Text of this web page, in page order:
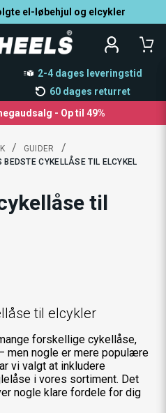
el-løbehjul og elcykler
2-4 dages leveringstid
60 dages returret
- Op til 49%
/ GUIDER /
BEDSTE CYKELLÅSE TIL ELCYKEL
til
til elcykler
forskellige cykellåse,
men nogle er mere populære
vi valgt at inkludere
i vores sortiment. Det
nogle klare fordele for dig